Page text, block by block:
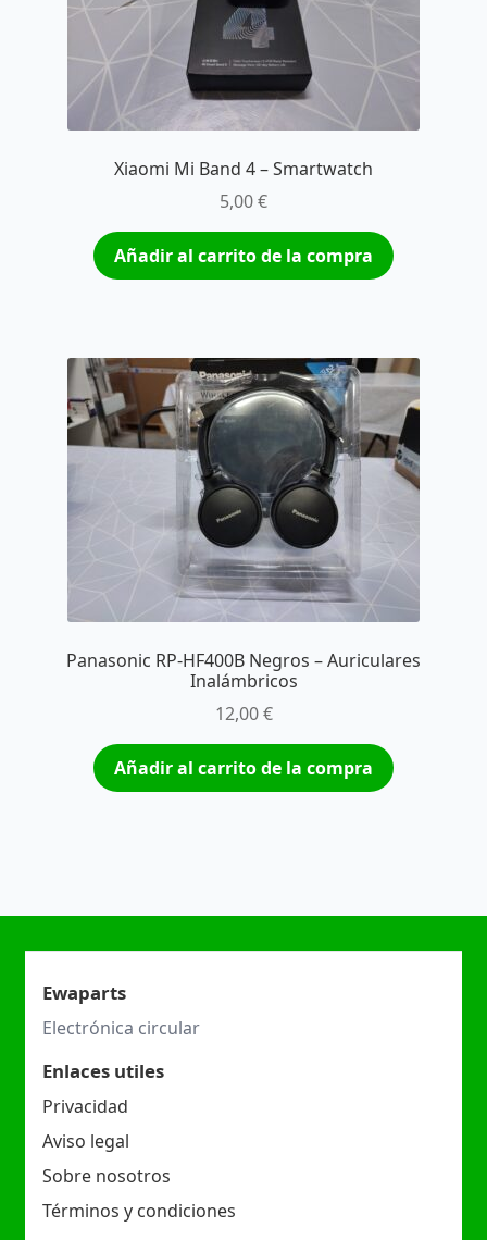
Xiaomi Mi Band 4 – Smartwatch
5,00€
Añadir al carrito de la compra
Panasonic RP-HF400B Negros – Auriculares
Inalámbricos
12,00€
Añadir al carrito de la compra
Ewaparts
Electrónica circular
Enlaces utiles
Privacidad
Aviso legal
Sobre nosotros
Términos y condiciones